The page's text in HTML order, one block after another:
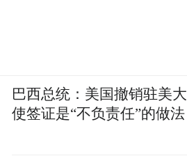
巴西总统：美国撤销驻美大
使签证是“不负责任”的做法